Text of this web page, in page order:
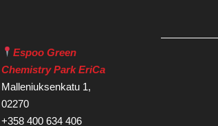
Espoo Green
Chemistry Park EriCa
Malleniuksenkatu 1,
02270
+358 400 634 406